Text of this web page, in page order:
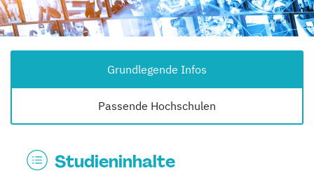
Grundlegende Infos
Passende Hochschulen
Studieninhalte